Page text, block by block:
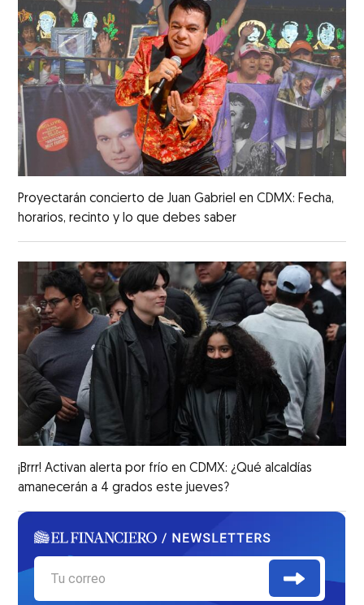
Proyectarán concierto de Juan Gabriel en CDMX: Fecha,
horarios, recinto y lo que debes saber
¡Brrr! Activan alerta por frío en CDMX: ¿Qué alcaldías
amanecerán a 4 grados este jueves?